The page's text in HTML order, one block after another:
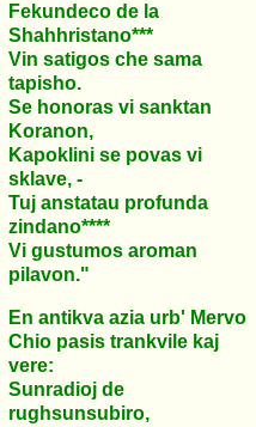
Fekundeco de la
Shahhristano***
Vin satigos che sama
tapisho.
Se honoras vi sanktan
Koranon,
Kapoklini se povas vi
sklave, -
Tuj anstatau profunda
zindano****
Vi gustumos aroman
pilavon."
En antikva azia urb' Mervo
Chio pasis trankvile kaj
vere:
Sunradioj de
rughsunsubiro,